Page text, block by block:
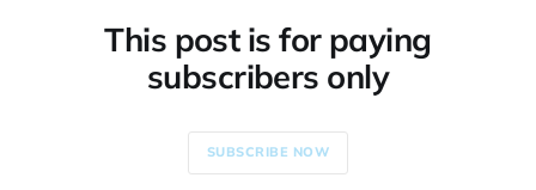
This post is for paying
subscribers only
SUBSCRIBE NOW